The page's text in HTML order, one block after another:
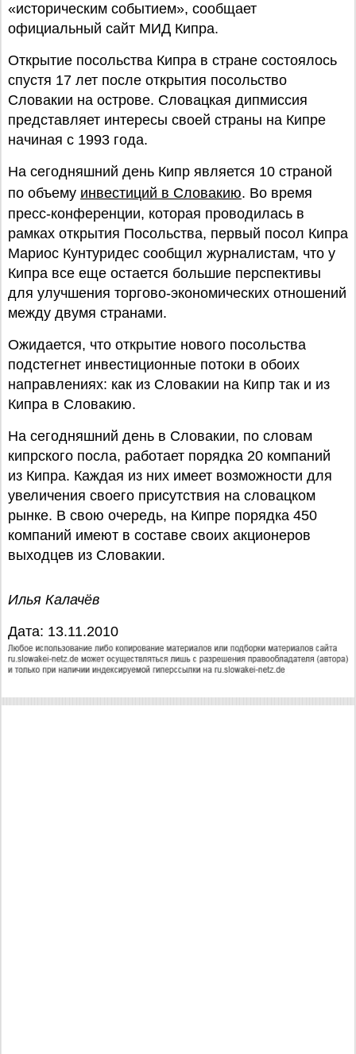
«историческим событием», сообщает
официальный сайт МИД Кипра.
Открытие посольства Кипра в стране состоялось
спустя 17 лет после открытия посольство
Словакии на острове. Словацкая дипмиссия
представляет интересы своей страны на Кипре
начиная с 1993 года.
На сегодняшний день Кипр является 10 страной
по объему инвестиций в Словакию. Во время
пресс-конференции, которая проводилась в
рамках открытия Посольства, первый посол Кипра
Мариос Кунтуридес сообщил журналистам, что у
Кипра все еще остается большие перспективы
для улучшения торгово-экономических отношений
между двумя странами.
Ожидается, что открытие нового посольства
подстегнет инвестиционные потоки в обоих
направлениях: как из Словакии на Кипр так и из
Кипра в Словакию.
На сегодняшний день в Словакии, по словам
кипрского посла, работает порядка 20 компаний
из Кипра. Каждая из них имеет возможности для
увеличения своего присутствия на словацком
рынке. В свою очередь, на Кипре порядка 450
компаний имеют в составе своих акционеров
выходцев из Словакии.
Илья Калачёв
Дата: 13.11.2010